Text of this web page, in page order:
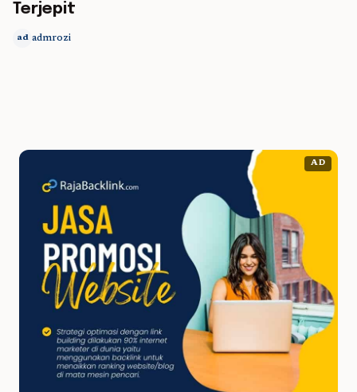
Terjepit
ad admrozi
AD